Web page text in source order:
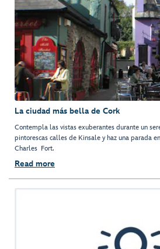
La ciudad más bella de Cork
Contempla las vistas exuberantes durante un
pintorescas calles de Kinsale y haz una parada
Charles Fort.
Read more